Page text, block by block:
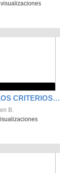
visualizaciones
ANÁLISIS DE LOS CRITERIOS DE CALIFICACIÓN EN LOS DICTADOS Y RESTO DE PRODUCCIONES ESCRITAS
CASTELLANA» en:
B.
CASTELLANA» en: